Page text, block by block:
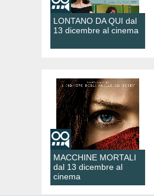
LONTANO DA QUI dal
13 dicembre al cinema
MACCHINE MORTALI
dal 13 dicembre al
cinema